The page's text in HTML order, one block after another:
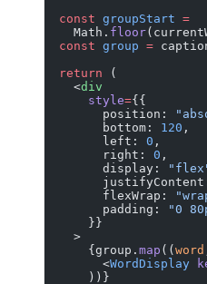
  const
groupStart =
    Math.
floor
  const
group =
  return
(
    <
div
      style
={{
        position:
        bottom:
120 ,
        left:
0 ,
        right:
0 ,
        display:
        flexWrap:
        padding:
"0
      }}
    >
      {group.
map (( word
        <
WordDisplay
      ))}